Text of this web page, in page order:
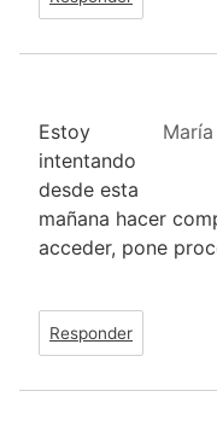
Estoy
intentando
desde esta
mañana hacer
acceder, pone
Responder